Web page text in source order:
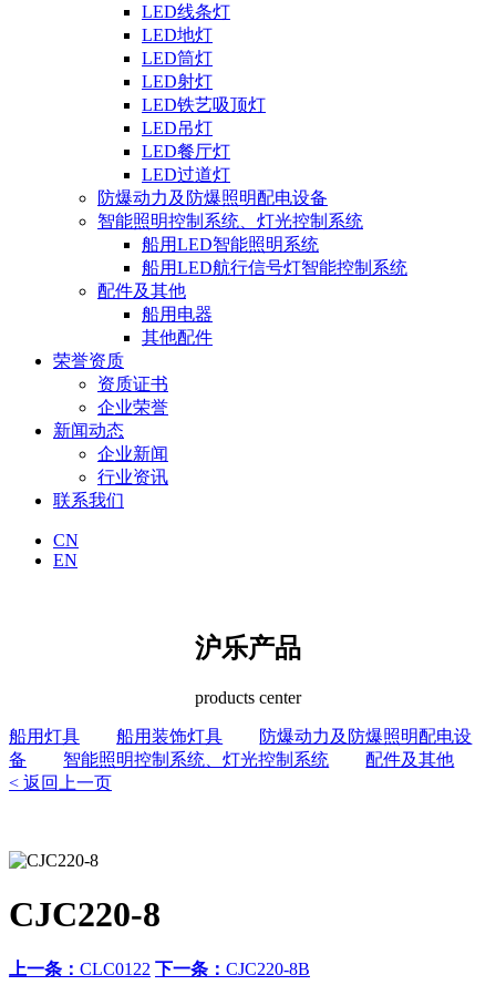
LED线条灯
LED地灯
LED筒灯
LED射灯
LED铁艺吸顶灯
LED吊灯
LED餐厅灯
LED过道灯
防爆动力及防爆照明配电设备
智能照明控制系统、灯光控制系统
船用LED智能照明系统
船用LED航行信号灯智能控制系统
配件及其他
船用电器
其他配件
荣誉资质
资质证书
企业荣誉
新闻动态
企业新闻
行业资讯
联系我们
CN
EN
沪乐产品
products center
船用灯具 船用装饰灯具
防爆动力及防爆照明配电设
备
智能照明控制系统、灯光控制系统
配件及其他
< 返回上一页
CJC220-8
上一条： CLC0122 下一条： CJC220-8B